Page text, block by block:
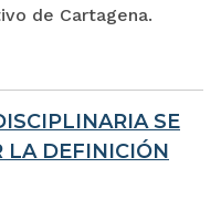
de Cartagena.
SE
LA DEFINICIÓN